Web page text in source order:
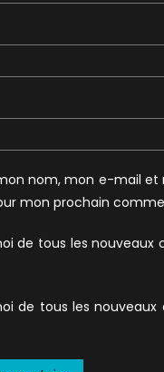
nom, mon e-mail et
mon prochain
de tous les nouveaux
de tous les